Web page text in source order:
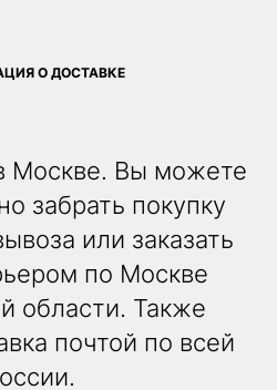
О ДОСТАВКЕ
Москве. Вы можете
забрать покупку
или заказать
по Москве
области. Также
почтой по всей